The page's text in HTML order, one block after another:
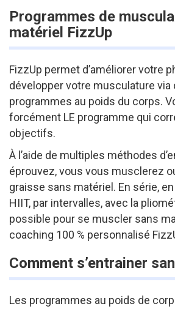
Programmes de
matériel FizzUp
FizzUp permet d’améliorer votre
développer votre musculature via
programmes au poids du corps.
forcément LE programme qui
objectifs.
À l’aide de multiples méthodes
éprouvez, vous vous musclerez
graisse sans matériel. En série,
HIIT, par intervalles, avec la
possible pour se muscler sans
coaching 100 % personnalisé
Comment s’entrainer
Les programmes au poids de